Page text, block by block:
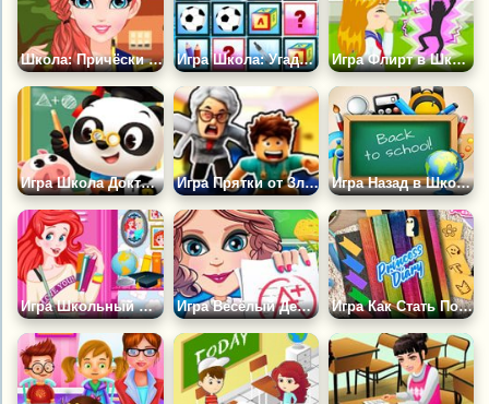
Школа: Причёски на Выпускной Игра Школа: Угадай Картинку Игра Флирт в Школе
Игра Школа Доктора Панды Игра Прятки от Злого Учителя: Побег из Школы Игра Назад в Школу: Парные Картинки
Игра Школьный Шкафчик Игра Весёлый День в Моей Школе Игра Как Стать Популярной в Школе